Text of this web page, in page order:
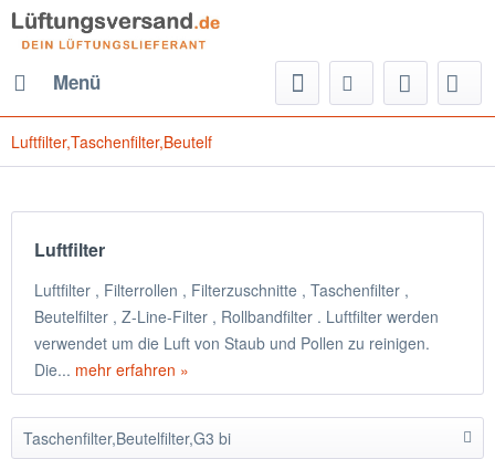
Menü
Luftfilter,Taschenfilter,Beutelf
Luftfilter
Luftfilter , Filterrollen , Filterzuschnitte , Taschenfilter ,
Beutelfilter , Z-Line-Filter , Rollbandfilter . Luftfilter werden
verwendet um die Luft von Staub und Pollen zu reinigen.
Die... mehr erfahren »
Taschenfilter,Beutelfilter,G3 bi